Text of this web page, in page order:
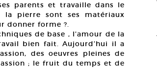
parents et travaille dans le
pierre sont ses matériaux
donner forme ?.
de base , l’amour de la
bien fait. Aujourd’hui il a
des oeuvres pleines de
; le fruit du temps et de